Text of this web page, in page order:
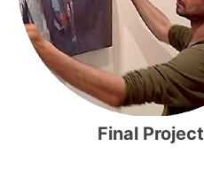
Final Project